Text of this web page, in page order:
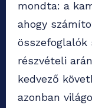
mondta: a
ahogy
összefoglalók
részvételi
kedvező
azonban